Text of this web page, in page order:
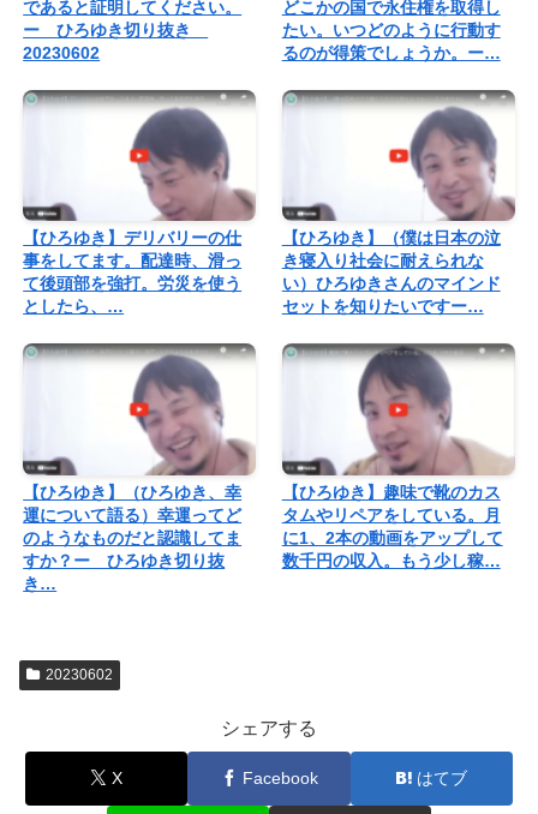
であると証明してください。
ー ひろゆき切り抜き
20230602
どこかの国で永住権を取得し
たい。いつどのように行動す
るのが得策でしょうか。ー…
【ひろゆき】デリバリーの仕
事をしてます。配達時、滑っ
て後頭部を強打。労災を使う
としたら、…
【ひろゆき】（僕は日本の泣
き寝入り社会に耐えられな
い）ひろゆきさんのマインド
セットを知りたいですー…
【ひろゆき】（ひろゆき、幸
運について語る）幸運ってど
のようなものだと認識してま
すか？ー ひろゆき切り抜
き…
【ひろゆき】趣味で靴のカス
タムやリペアをしている。月
に1、2本の動画をアップして
数千円の収入。もう少し稼…
20230602
シェアする
X Facebook はてブ